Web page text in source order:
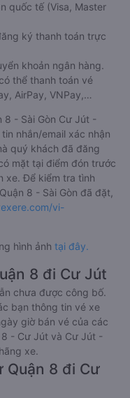
quốc tế (Visa, Master
ký thanh toán trực
khoản ngân hàng.
thể thanh toán vé
AirPay, VNPay,…
8 - Sài Gòn Cư Jút -
nhắn/email xác nhận
quý khách đã đăng
mặt tại điểm đón trước
xe. Để kiểm tra tình
8 - Sài Gòn đã đặt,
vi-
hình ảnh tại đây.
8 đi Cư Jút
chưa được công bố.
bạn thông tin vé xe
giờ bán vé của các
- Cư Jút và Cư Jút -
xe.
Quận 8 đi Cư